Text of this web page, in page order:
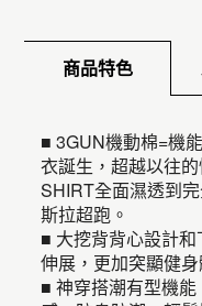
商品特色
■ 3GUN機動棉=機
衣誕生，超越以往
SHIRT全面濕透到
斯拉超跑。
■ 大挖背背心設計
伸展，更加突顯健
■ 神穿搭潮有型機